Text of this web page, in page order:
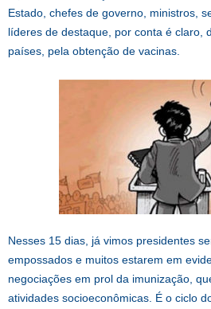
Estado, chefes de governo, ministros,
líderes de destaque, por conta é claro,
países, pela obtenção de vacinas.
Nesses 15 dias, já vimos presidentes
empossados e muitos estarem em
negociações em prol da imunização,
atividades socioeconômicas. É o ciclo